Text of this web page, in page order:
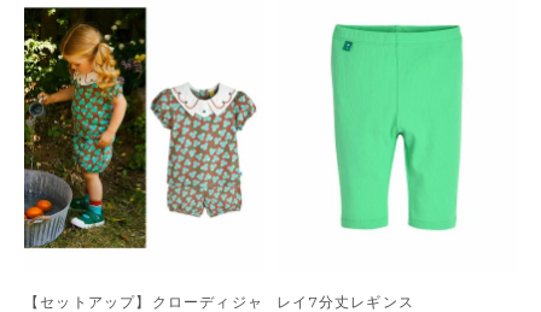
【セットアップ】クローディジャ
レイ7分丈レギンス